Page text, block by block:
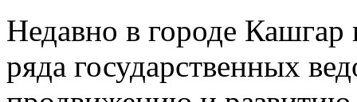
Недавно в городе Кашгар
ряда государственных